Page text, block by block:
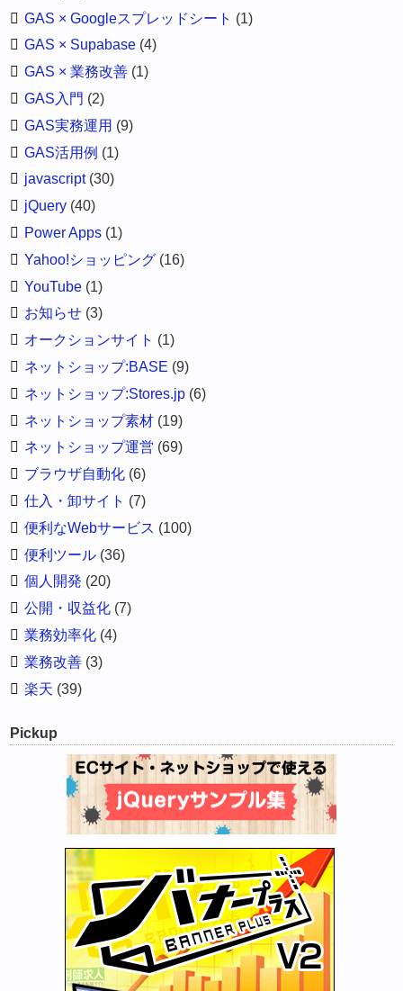
GAS × Googleスプレッドシート (1)
GAS × Supabase (4)
GAS × 業務改善 (1)
GAS入門 (2)
GAS実務運用 (9)
GAS活用例 (1)
javascript(30)
jQuery (40)
Power Apps (1)
Yahoo!ショッピング (16)
YouTube (1)
お知らせ (3)
オークションサイト (1)
ネットショップ:BASE (9)
ネットショップ:Stores.jp (6)
ネットショップ素材 (19)
ネットショップ運営 (69)
ブラウザ自動化 (6)
仕入・卸サイト (7)
便利なWebサービス (100)
便利ツール (36)
個人開発 (20)
公開・収益化 (7)
業務効率化 (4)
業務改善 (3)
楽天 (39)
Pickup